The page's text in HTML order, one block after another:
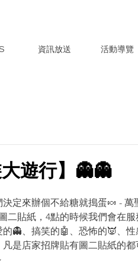
資訊放送 活動導覽
遊行】👻👻
定來辦個不給糖就搗蛋🍬 - 萬
貼紙，4點的時候我們會在服
👻、搞笑的🤖、恐怖的👿、性
是店家招牌貼有圖二貼紙的